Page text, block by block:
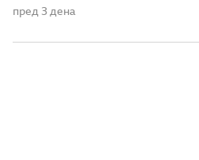
жезол. По Букурешкиот
држави, а Вардарскиот дел
пред 3 дена